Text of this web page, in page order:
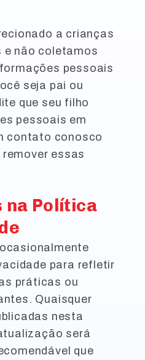
a crianças
e não coletamos
pessoais
seja pai ou
que seu filho
pessoais em
contato conosco
essas
na Política
para refletir
práticas ou
Quaisquer
nesta
será
que